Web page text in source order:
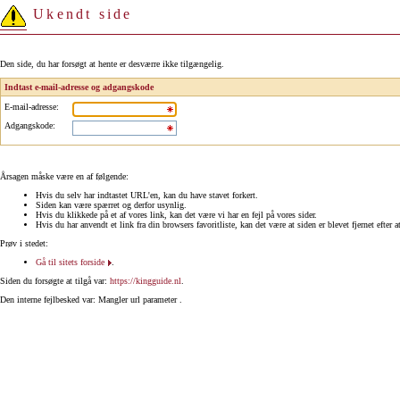
Ukendt side
Den side, du har forsøgt at hente er desværre ikke tilgængelig.
Indtast e-mail-adresse og adgangskode
E-mail-adresse:
Adgangskode:
Årsagen måske være en af følgende:
Hvis du selv har indtastet URL'en, kan du have stavet forkert.
Siden kan være spærret og derfor usynlig.
Hvis du klikkede på et af vores link, kan det være vi har en fejl på vores sider.
Hvis du har anvendt et link fra din browsers favoritliste, kan det være at siden er blevet fjernet efter
Prøv i stedet:
Gå til sitets forside
Siden du forsøgte at tilgå var: https://kingguide.nl
Den interne fejlbesked var: Mangler url parameter .